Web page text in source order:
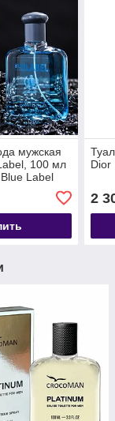
мужская
100 мл
Label
Dior
2